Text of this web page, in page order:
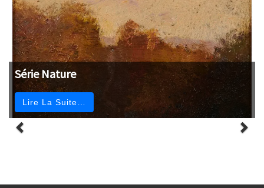
Série Nature
Lire La Suite…